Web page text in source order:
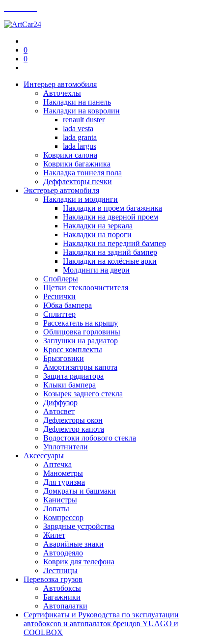
0
0
Интерьер автомобиля
Авточехлы
Накладки на панель
Накладки на ковролин
renault duster
lada vesta
lada granta
lada largus
Коврики салона
Коврики багажника
Накладка тоннеля пола
Деффлекторы печки
Экстерьер автомобиля
Накладки и молдинги
Накладки в проем багажника
Накладки на дверной проем
Накладки на зеркала
Накладки на пороги
Накладки на передний бампер
Накладки на задний бампер
Накладки на колёсные арки
Молдинги на двери
Спойлеры
Щетки стеклоочистителя
Реснички
Юбка бампера
Сплиттер
Рассекатель на крышу
Облицовка горловины
Заглушки на радиатор
Кросс комплекты
Брызговики
Амортизаторы капота
Защита радиатора
Клыки бампера
Козырек заднего стекла
Диффузор
Автосвет
Дефлекторы окон
Дефлектор капота
Водостоки лобового стекла
Уплотнители
Аксессуары
Аптечка
Манометры
Для туризма
Домкраты и башмаки
Канистры
Лопаты
Компрессор
Зарядные устройства
Жилет
Аварийные знаки
Автоодеяло
Коврик для телефона
Лестницы
Перевозка грузов
Автобоксы
Багажники
Автопалатки
Сертификаты и Руководства по эксплуатации
автобоксов и автопалаток брендов YUAGO и
COOLBOX